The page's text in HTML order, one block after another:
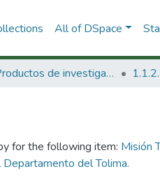
All of DSpace
1.1 Productos de investigación
for the following item: Misión
del Tolima.